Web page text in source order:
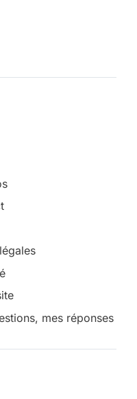
mes réponses